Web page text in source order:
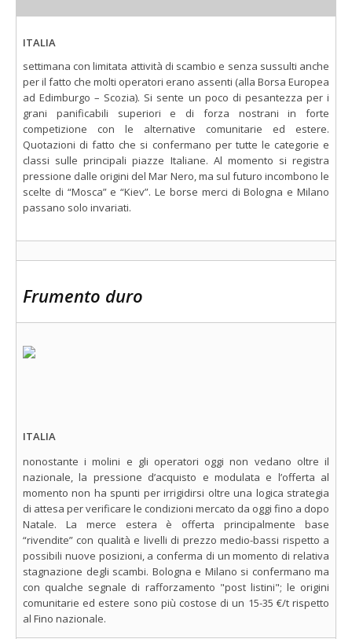
ITALIA
settimana con limitata attività di scambio e senza sussulti anche
per il fatto che molti operatori erano assenti (alla Borsa Europea
ad Edimburgo – Scozia). Si sente un poco di pesantezza per i
grani panificabili superiori e di forza nostrani in forte
competizione con le alternative comunitarie ed estere.
Quotazioni di fatto che si confermano per tutte le categorie e
classi sulle principali piazze Italiane. Al momento si registra
pressione dalle origini del Mar Nero, ma sul futuro incombono le
scelte di “Mosca” e “Kiev”. Le borse merci di Bologna e Milano
passano solo invariati.
Frumento duro
ITALIA
nonostante i molini e gli operatori oggi non vedano oltre il
nazionale, la pressione d’acquisto e modulata e l’offerta al
momento non ha spunti per irrigidirsi oltre una logica strategia
di attesa per verificare le condizioni mercato da oggi fino a dopo
Natale. La merce estera è offerta principalmente base
“rivendite” con qualità e livelli di prezzo medio-bassi rispetto a
possibili nuove posizioni, a conferma di un momento di relativa
stagnazione degli scambi. Bologna e Milano si confermano ma
con qualche segnale di rafforzamento "post listini"; le origini
comunitarie ed estere sono più costose di un 15-35 €/t rispetto
al Fino nazionale.